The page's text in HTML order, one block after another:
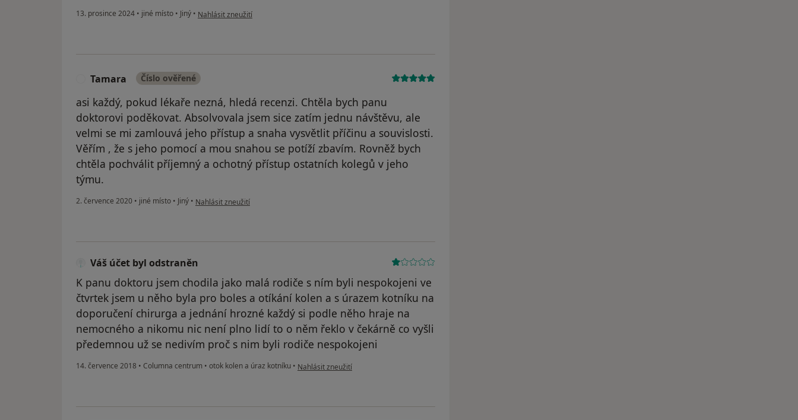
13. prosince 2024 • jiné místo • Jiný • podle názoru uživatele LS
Nahlásit zneužití
Tamara Číslo ověřené
asi každý, pokud lékaře nezná, hledá recenzi. Chtěla bych panu
doktorovi poděkovat. Absolvovala jsem sice zatím jednu návštěvu, ale
velmi se mi zamlouvá jeho přístup a snaha vysvětlit příčinu a souvislosti.
Věřím , že s jeho pomocí a mou snahou se potíží zbavím. Rovněž bych
chtěla pochválit příjemný a ochotný přístup ostatních kolegů v jeho
týmu.
2. července 2020 • jiné místo • Jiný • podle názoru uživatele Tamara
Nahlásit zneužití
Váš účet byl odstraněn
K panu doktoru jsem chodila jako malá rodiče s ním byli nespokojeni ve
čtvrtek jsem u něho byla pro boles a otíkání kolen a s úrazem kotníku na
doporučení chirurga a jednání hrozné každý si podle něho hraje na
nemocného a nikomu nic není plno lidí to o něm řeklo v čekárně co vyšli
předemnou už se nedivím proč s nim byli rodiče nespokojeni
14. července 2018 • Columna centrum • otok kolen a úraz kotníku • podle názoru uživatele Váš účet byl odstraněn
Nahlásit zneužití